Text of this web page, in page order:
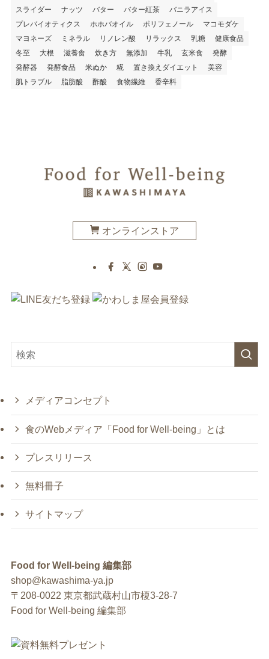
スライダー
ナッツ バター バター紅茶
バニラアイス
プレバイオティクス
ホホバオイル ポリフェノール
マコモダケ
マヨネーズ
ミネラル リノレン酸 リラックス 乳糖
健康食品
冬至
大根 滋養食 炊き方 無添加 牛乳 玄米食
発酵
発酵器
発酵食品 米ぬか 糀 置き換えダイエット
美容
肌トラブル
脂肪酸 酢酸 食物繊維 香辛料
オンラインストア
メディアコンセプト
食のWebメディア「Food for Well-being」とは
プレスリリース
無料冊子
サイトマップ
Food for Well-being 編集部
shop@kawashima-ya.jp
〒208-0022 東京都武蔵村山市榎3-28-7
Food for Well-being 編集部